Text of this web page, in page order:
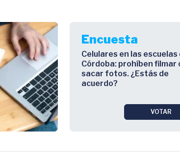
Encuesta
Celulares en las escuelas
Córdoba: prohíben filmar
sacar fotos. ¿Estás de
acuerdo?
VOTAR